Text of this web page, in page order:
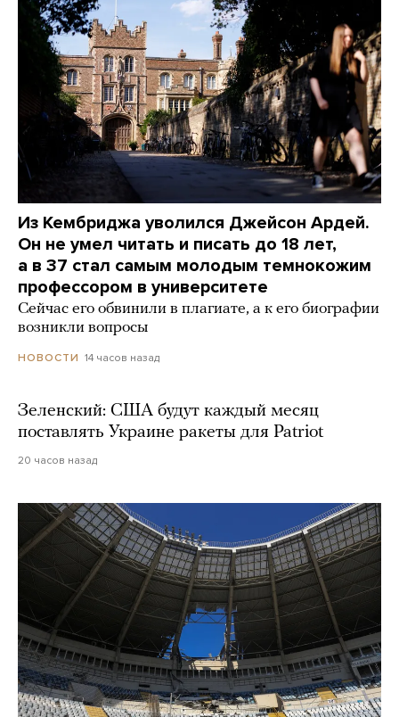
Из Кембриджа уволился Джейсон Ардей.
Он не умел читать и писать до 18 лет,
а в 37 стал самым молодым темнокожим
профессором в университете
Сейчас его обвинили в плагиате, а к его биографии
возникли вопросы
НОВОСТИ 14 часов назад
Зеленский: США будут каждый месяц
поставлять Украине ракеты для Patriot
20 часов назад